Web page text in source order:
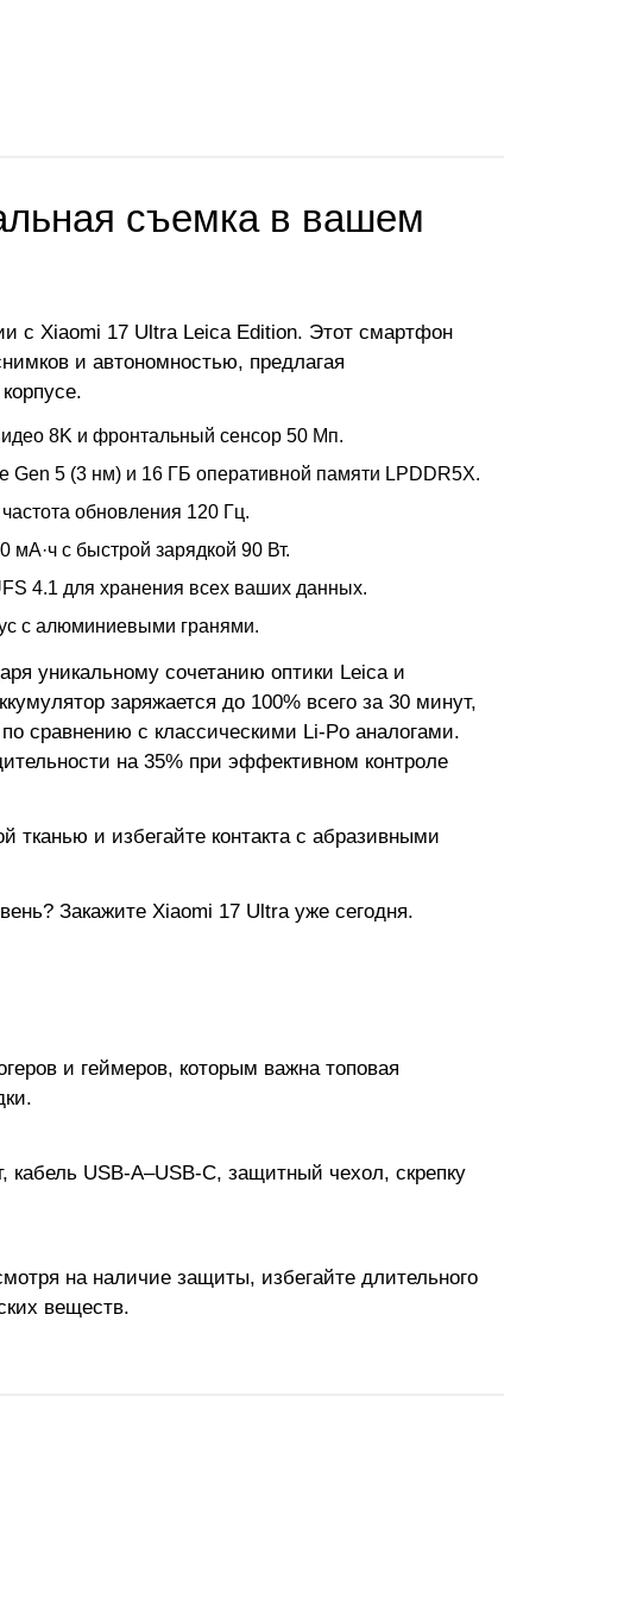
съемка в вашем
с Xiaomi 17 Ultra Leica Edition. Этот смартфон
и автономностью, предлагая
8K и фронтальный сенсор 50 Мп.
Gen 5 (3 нм) и 16 ГБ оперативной памяти LPDDR5X.
обновления 120 Гц.
мА·ч с быстрой зарядкой 90 Вт.
4.1 для хранения всех ваших данных.
с алюминиевыми гранями.
уникальному сочетанию оптики Leica и
заряжается до 100% всего за 30 минут,
сравнению с классическими Li-Po аналогами.
на 35% при эффективном контроле
тканью и избегайте контакта с абразивными
Закажите Xiaomi 17 Ultra уже сегодня.
и геймеров, которым важна топовая
USB-A–USB-C, защитный чехол, скрепку
на наличие защиты, избегайте длительного
веществ.